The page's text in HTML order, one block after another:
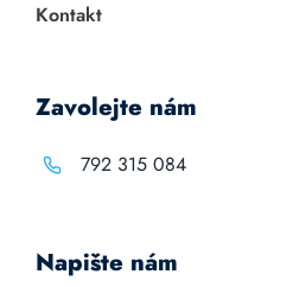
Kontakt
Zavolejte nám
792 315 084
Napište nám